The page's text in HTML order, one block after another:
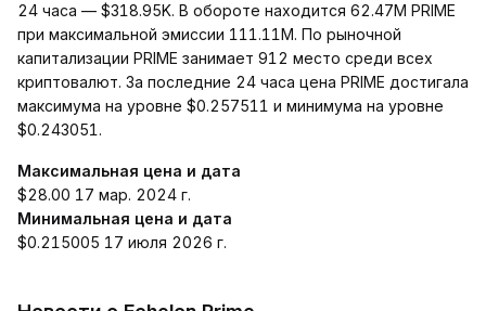
24 часа — $318.95K. В обороте находится 62.47M PRIME
при максимальной эмиссии 111.11M. По рыночной
капитализации PRIME занимает 912 место среди всех
криптовалют. За последние 24 часа цена PRIME достигала
максимума на уровне $0.257511 и минимума на уровне
$0.243051.
Максимальная цена и дата
$28.00 17 мар. 2024 г.
Минимальная цена и дата
$0.215005 17 июля 2026 г.